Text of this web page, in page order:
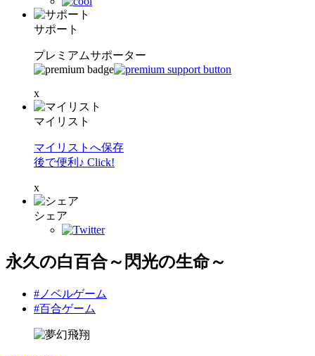
サポート
プレミアムサポーター
x
マイリスト
マイリストへ保存
後で便利♪ Click!
x
シェア
永久の白百合～閃光の生命～
#ノベルゲーム
#百合ゲーム